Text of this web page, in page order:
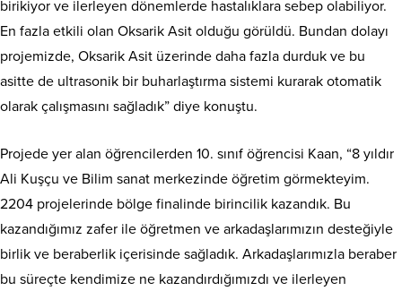
birikiyor ve ilerleyen dönemlerde hastalıklara sebep olabiliyor.
En fazla etkili olan Oksarik Asit olduğu görüldü. Bundan dolayı
projemizde, Oksarik Asit üzerinde daha fazla durduk ve bu
asitte de ultrasonik bir buharlaştırma sistemi kurarak otomatik
olarak çalışmasını sağladık” diye konuştu.
Projede yer alan öğrencilerden 10. sınıf öğrencisi Kaan, “8 yıldır
Ali Kuşçu ve Bilim sanat merkezinde öğretim görmekteyim.
2204 projelerinde bölge finalinde birincilik kazandık. Bu
kazandığımız zafer ile öğretmen ve arkadaşlarımızın desteğiyle
birlik ve beraberlik içerisinde sağladık. Arkadaşlarımızla beraber
bu süreçte kendimize ne kazandırdığımızdı ve ilerleyen